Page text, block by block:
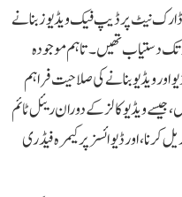
نیٹ پر ڈیپ فیک ویڈیوز بنانے
ڈالر سے 20 ہزار ڈالر تک دستیاب تھیں۔ تاہم موجودہ
اور ویڈیو بنانے کی صلاحیت فراہم
ویڈیو کالز کے دوران ریئل ٹائم
اور ڈیوائسز پر کیمرہ فیڈ ری